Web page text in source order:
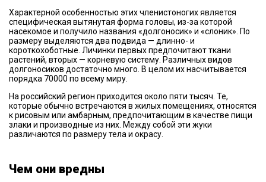
Характерной особенностью этих членистоногих является
специфическая вытянутая форма головы, из-за которой
насекомое и получило названия «долгоносик» и «слоник». По
размеру выделяются два подвида — длинно- и
короткохоботные. Личинки первых предпочитают ткани
растений, вторых — корневую систему. Различных видов
долгоносиков достаточно много. В целом их насчитывается
порядка 70000 по всему миру.
На российский регион приходится около пяти тысяч. Те,
которые обычно встречаются в жилых помещениях, относятся
к рисовым или амбарным, предпочитающим в качестве пищи
злаки и производные из них. Между собой эти жуки
различаются по размеру тела и окрасу.
Чем они вредны